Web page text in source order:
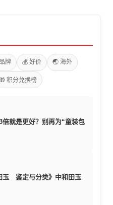
牌 💰 好价 🌏 海外
积分兑换榜
就是更好？别再为“童装包
玉 鉴定与分类》中和田玉